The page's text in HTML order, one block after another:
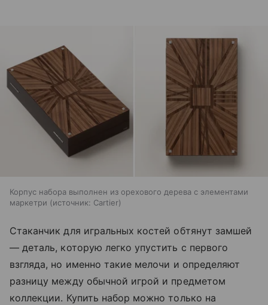
Корпус набора выполнен из орехового дерева с элементами
маркетри
источник: Cartier
Стаканчик для игральных костей обтянут замшей
— деталь, которую легко упустить с первого
взгляда, но именно такие мелочи и определяют
разницу между обычной игрой и предметом
коллекции. Купить набор можно только на